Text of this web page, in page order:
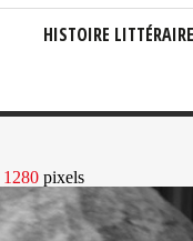
HISTOIRE LITTÉRAIRE
pixels